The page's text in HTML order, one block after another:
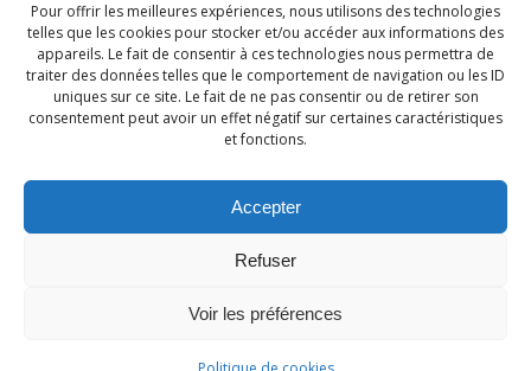
Pour offrir les meilleures expériences, nous utilisons des technologies
telles que les cookies pour stocker et/ou accéder aux informations des
appareils. Le fait de consentir à ces technologies nous permettra de
traiter des données telles que le comportement de navigation ou les ID
uniques sur ce site. Le fait de ne pas consentir ou de retirer son
consentement peut avoir un effet négatif sur certaines caractéristiques
et fonctions.
Accepter
Refuser
Voir les préférences
© 2026 Site de la commune de Loupian. Un service
proposé parComm'un Site